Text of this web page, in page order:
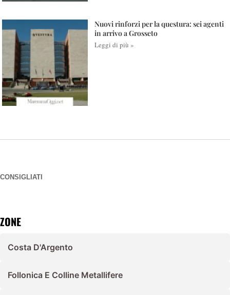
Nuovi rinforzi per la questura: sei agenti
in arrivo a Grosseto
Leggi di più »
CONSIGLIATI
ZONE
Costa D'Argento
Follonica E Colline Metallifere